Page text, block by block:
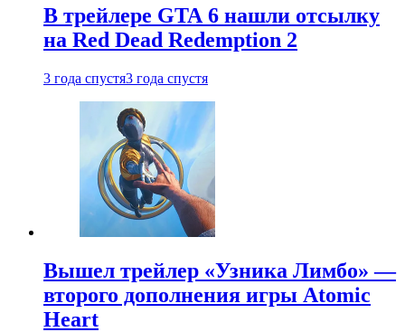
В трейлере GTA 6 нашли отсылку
на Red Dead Redemption 2
3 года спустя3 года спустя
Вышел трейлер «Узника Лимбо» —
второго дополнения игры Atomic
Heart